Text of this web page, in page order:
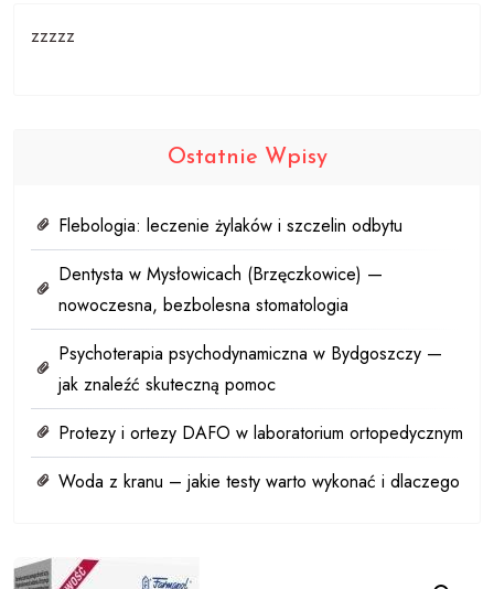
zzzzz
Ostatnie Wpisy
Flebologia: leczenie żylaków i szczelin odbytu
Dentysta w Mysłowicach (Brzęczkowice) —
nowoczesna, bezbolesna stomatologia
Psychoterapia psychodynamiczna w Bydgoszczy —
jak znaleźć skuteczną pomoc
Protezy i ortezy DAFO w laboratorium ortopedycznym
Woda z kranu – jakie testy warto wykonać i dlaczego